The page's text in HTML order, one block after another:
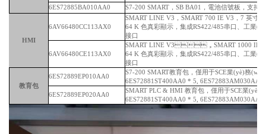
6ES72885BA010AA0
S7-200 SMART，SB BA01，電池信號板，支持
HMI
6AV66480CC113AX0
SMART LINE V3，SMART 700 IE V3，7 英寸寬屏
64 K 色真彩顯示，集成RS422/485串口、工
接口
6AV66480CE113AX0
SMART LINE V3，SMART 1000 IE
64 K 色真彩顯示，集成RS422/485串口、工業
接口
教育包
6ES72889EP010AA0
S7-200 SMART教育包，僅用于SCE業(yè)務(wù)
6ES72881ST400AA0 * 5, 6ES72883AM030AA0
6ES72889EP020AA0
SMART PLC & HMI 教育包，僅用于SCE業(yè)
6ES72881ST400AA0 * 5,